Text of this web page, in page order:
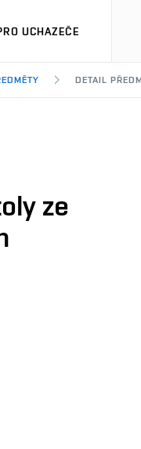
UCHAZEČE
DETAIL
ze